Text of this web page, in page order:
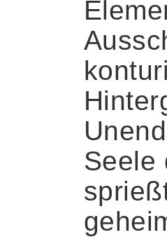
Seele